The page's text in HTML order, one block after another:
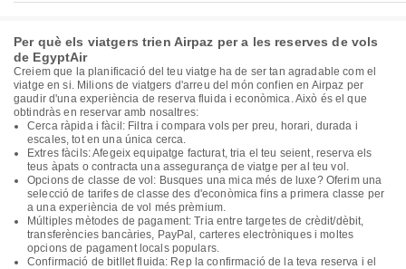
Per què els viatgers trien Airpaz per a les reserves de vols
de EgyptAir
Creiem que la planificació del teu viatge ha de ser tan agradable com el
viatge en si. Milions de viatgers d'arreu del món confien en Airpaz per
gaudir d'una experiència de reserva fluida i econòmica. Això és el que
obtindràs en reservar amb nosaltres:
Cerca ràpida i fàcil: Filtra i compara vols per preu, horari, durada i
escales, tot en una única cerca.
Extres fàcils: Afegeix equipatge facturat, tria el teu seient, reserva els
teus àpats o contracta una assegurança de viatge per al teu vol.
Opcions de classe de vol: Busques una mica més de luxe? Oferim una
selecció de tarifes de classe des d'econòmica fins a primera classe per
a una experiència de vol més prèmium.
Múltiples mètodes de pagament: Tria entre targetes de crèdit/dèbit,
transferències bancàries, PayPal, carteres electròniques i moltes
opcions de pagament locals populars.
Confirmació de bitllet fluida: Rep la confirmació de la teva reserva i el